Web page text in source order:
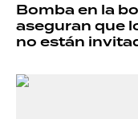
Bomba en la
aseguran que
no están